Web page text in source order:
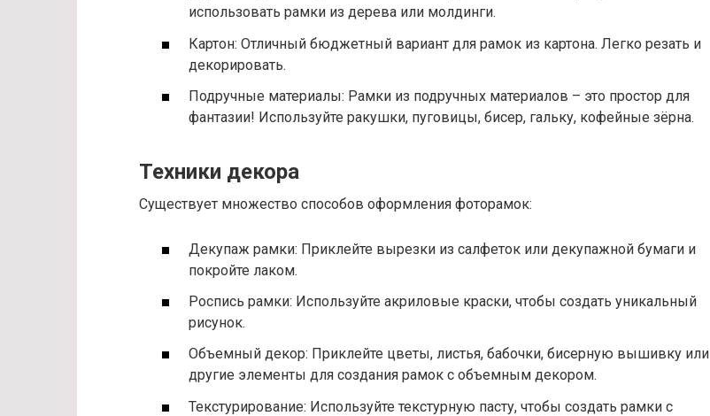
использовать рамки из дерева или молдинги.
Картон: Отличный бюджетный вариант для рамок из картона. Легко резать и
декорировать.
Подручные материалы: Рамки из подручных материалов – это простор для
фантазии! Используйте ракушки, пуговицы, бисер, гальку, кофейные зёрна.
Техники декора
Существует множество способов оформления фоторамок:
Декупаж рамки: Приклейте вырезки из салфеток или декупажной бумаги и
покройте лаком.
Роспись рамки: Используйте акриловые краски, чтобы создать уникальный
рисунок.
Объемный декор: Приклейте цветы, листья, бабочки, бисерную вышивку или
другие элементы для создания рамок с объемным декором.
Текстурирование: Используйте текстурную пасту, чтобы создать рамки с